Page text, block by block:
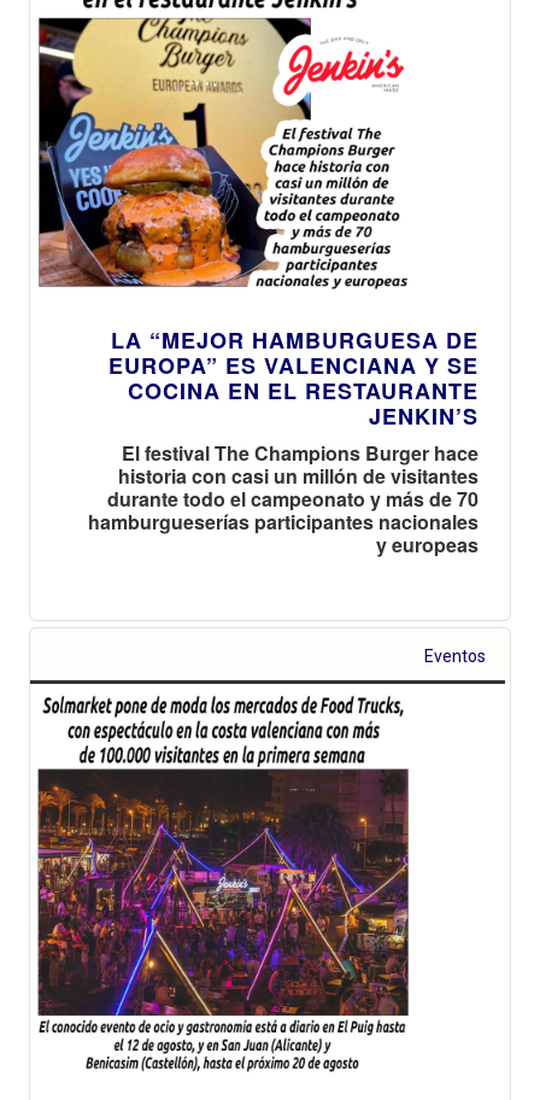
LA “MEJOR HAMBURGUESA DE
EUROPA” ES VALENCIANA Y SE
COCINA EN EL RESTAURANTE
JENKIN’S
El festival The Champions Burger hace
historia con casi un millón de visitantes
durante todo el campeonato y más de 70
hamburgueserías participantes nacionales
y europeas
Eventos